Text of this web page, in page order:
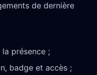
de dernière
présence ;
badge et accès ;